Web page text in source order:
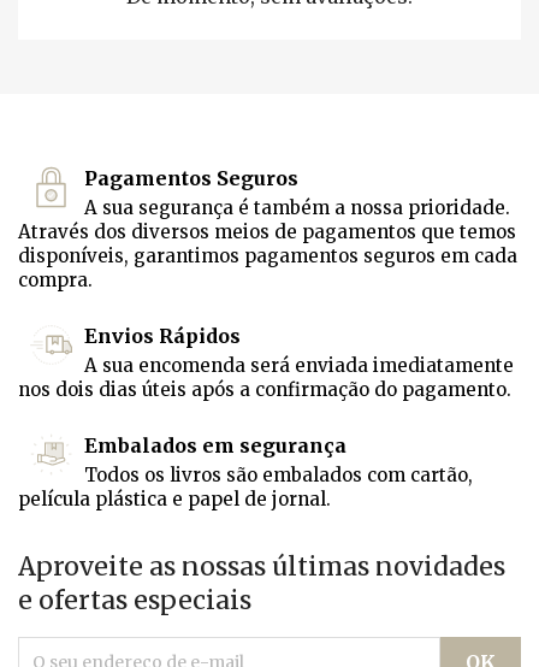
Pagamentos Seguros
A sua segurança é também a nossa prioridade.
Através dos diversos meios de pagamentos que temos
disponíveis, garantimos pagamentos seguros em cada
compra.
Envios Rápidos
A sua encomenda será enviada imediatamente
nos dois dias úteis após a confirmação do pagamento.
Embalados em segurança
Todos os livros são embalados com cartão,
película plástica e papel de jornal.
Aproveite as nossas últimas novidades
e ofertas especiais